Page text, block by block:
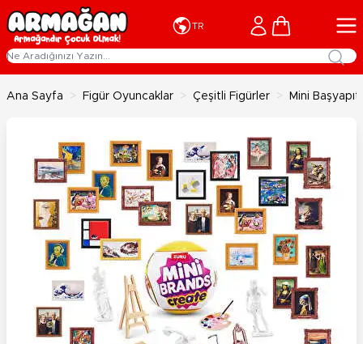
İçeriğe geç
TR Cart
Ana Sayfa > Figür Oyuncaklar > Çeşitli Figürler > Mini